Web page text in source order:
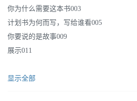
你为什么需要这本书003
计划书为何而写，写给谁看005
你要说的是故事009
展示011
显示全部